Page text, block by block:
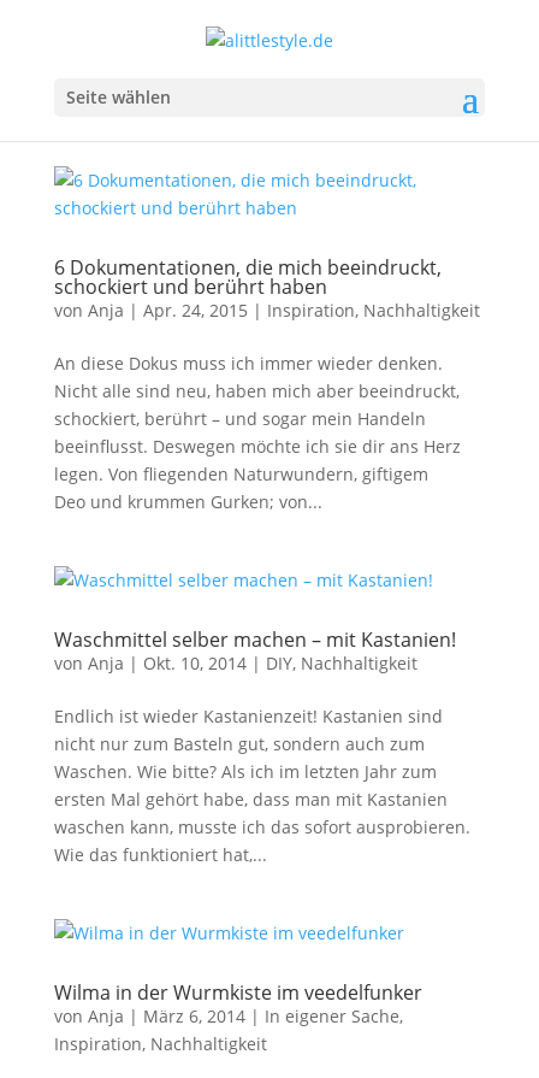
Seite wählen
6 Dokumentationen, die mich beeindruckt,
schockiert und berührt haben
von Anja | Apr. 24, 2015 | Inspiration, Nachhaltigkeit
An diese Dokus muss ich immer wieder denken.
Nicht alle sind neu, haben mich aber beeindruckt,
schockiert, berührt – und sogar mein Handeln
beeinflusst. Deswegen möchte ich sie dir ans Herz
legen. Von fliegenden Naturwundern, giftigem
Deo und krummen Gurken; von...
Waschmittel selber machen – mit Kastanien!
von Anja | Okt. 10, 2014| DIY, Nachhaltigkeit
Endlich ist wieder Kastanienzeit! Kastanien sind
nicht nur zum Basteln gut, sondern auch zum
Waschen. Wie bitte? Als ich im letzten Jahr zum
ersten Mal gehört habe, dass man mit Kastanien
waschen kann, musste ich das sofort ausprobieren.
Wie das funktioniert hat,...
Wilma in der Wurmkiste im veedelfunker
von Anja | März 6, 2014| In eigener Sache,
Inspiration, Nachhaltigkeit